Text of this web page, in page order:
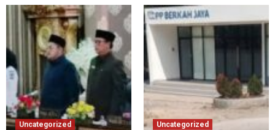
Uncategorized Uncategorized